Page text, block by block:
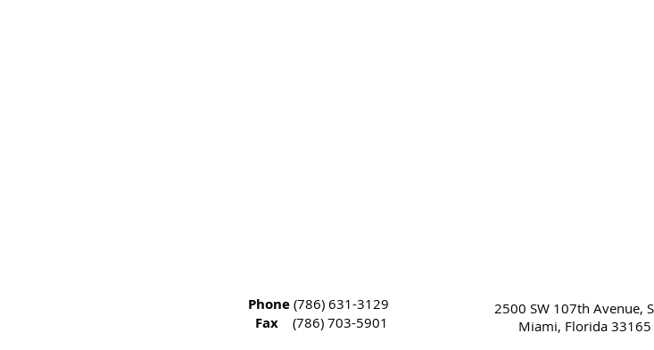
Phone(786) 631-3129
Fax (786) 703-5901
2500 SW 107th Avenue,
Miami, Florida 33165